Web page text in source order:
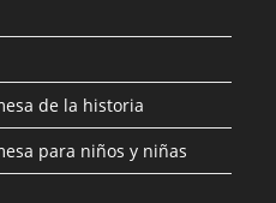
de la historia
para niños y niñas